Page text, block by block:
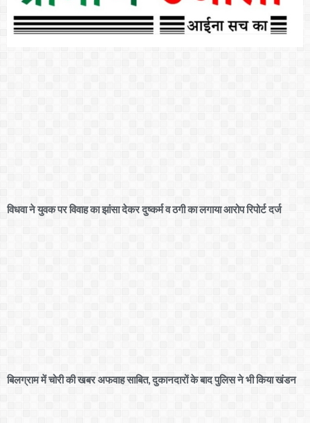
विधवा ने युवक पर विवाह का झांसा देकर दुष्कर्म व ठगी का लगाया आरोप रिपोर्ट दर्ज
बिलग्राम में चोरी की खबर अफवाह साबित, दुकानदारों के बाद पुलिस ने भी किया खंडन